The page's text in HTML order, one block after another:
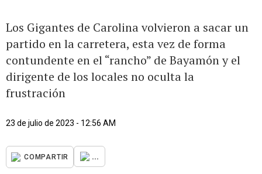
Los Gigantes de Carolina volvieron a sacar un
partido en la carretera, esta vez de forma
contundente en el “rancho” de Bayamón y el
dirigente de los locales no oculta la
frustración
23 de julio de 2023 - 12:56 AM
COMPARTIR ...